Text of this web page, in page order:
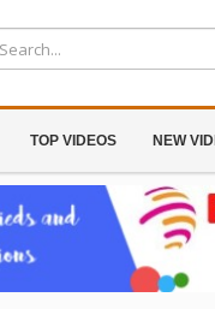
TOP VIDEOS NEW